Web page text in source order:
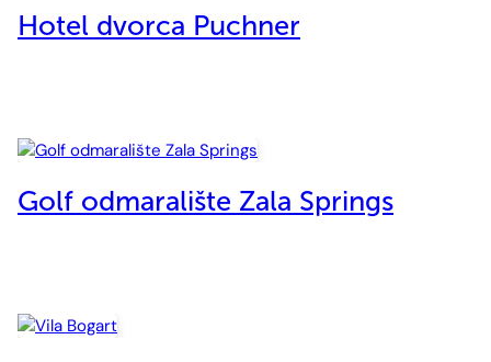
Hotel dvorca Puchner
Golf odmaralište Zala Springs